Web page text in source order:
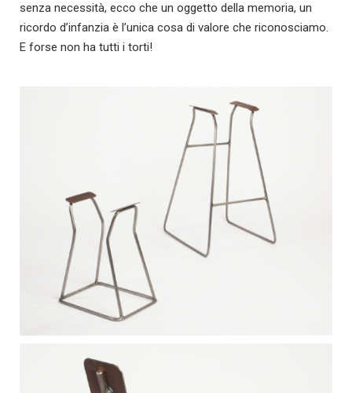
senza necessità, ecco che un oggetto della memoria, un
ricordo d’infanzia è l’unica cosa di valore che riconosciamo.
E forse non ha tutti i torti!